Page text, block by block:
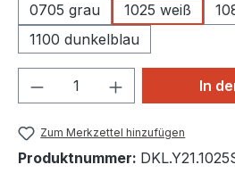
0705 grau
1025 weiß
1100 dunkelblau
Produkt Anzahl: Gib
In
Zum Merkzettel hinzufügen
Produktnummer: